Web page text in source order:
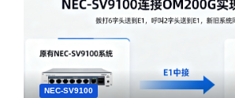
NEC-SV9100